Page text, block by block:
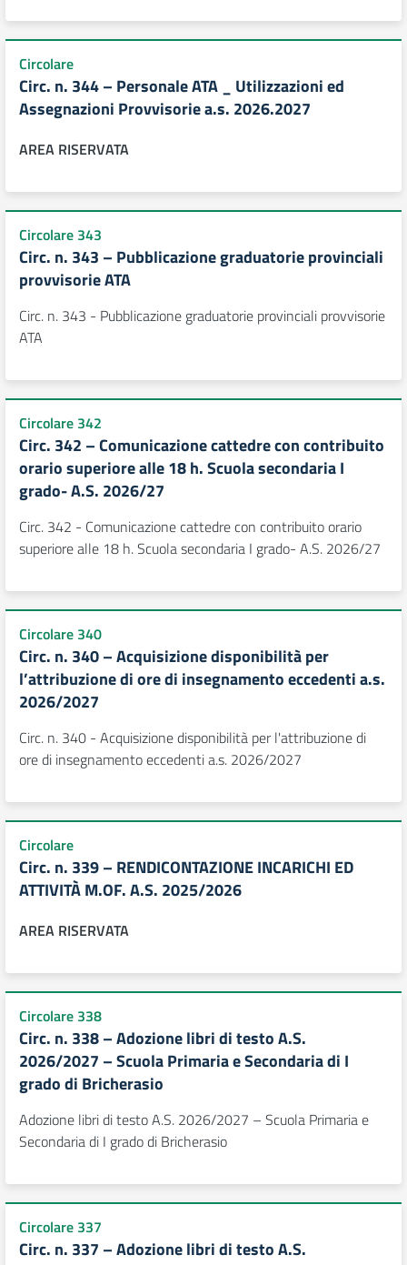
Circolare
Circ. n. 344 – Personale ATA _ Utilizzazioni ed
Assegnazioni Provvisorie a.s. 2026.2027
AREA RISERVATA
Circolare 343
Circ. n. 343 – Pubblicazione graduatorie provinciali
provvisorie ATA
Circ. n. 343 - Pubblicazione graduatorie provinciali provvisorie
ATA
Circolare 342
Circ. 342 – Comunicazione cattedre con contribuito
orario superiore alle 18 h. Scuola secondaria I
grado- A.S. 2026/27
Circ. 342 - Comunicazione cattedre con contribuito orario
superiore alle 18 h. Scuola secondaria I grado- A.S. 2026/27
Circolare 340
Circ. n. 340 – Acquisizione disponibilità per
l’attribuzione di ore di insegnamento eccedenti a.s.
2026/2027
Circ. n. 340 - Acquisizione disponibilità per l'attribuzione di
ore di insegnamento eccedenti a.s. 2026/2027
Circolare
Circ. n. 339 – RENDICONTAZIONE INCARICHI ED
ATTIVITÀ M.OF. A.S. 2025/2026
AREA RISERVATA
Circolare 338
Circ. n. 338 – Adozione libri di testo A.S.
2026/2027 – Scuola Primaria e Secondaria di I
grado di Bricherasio
Adozione libri di testo A.S. 2026/2027 – Scuola Primaria e
Secondaria di I grado di Bricherasio
Circolare 337
Circ. n. 337 – Adozione libri di testo A.S.